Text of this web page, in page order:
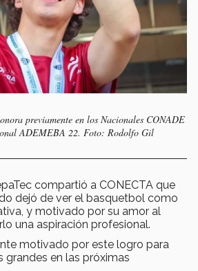
previamente en los Nacionales CONADE
ADEMEBA 22. Foto: Rodolfo Gil
compartió a CONECTA que
dejó de ver el basquetbol como
y motivado por su amor al
una aspiración profesional.
motivado por este logro para
grandes en las próximas